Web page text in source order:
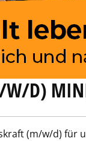
W/D)
(m/w/d) für